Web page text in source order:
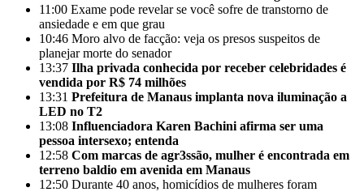
11:00 Exame pode revelar se você sofre de transtorno de
ansiedade e em que grau
10:46 Moro alvo de facção: veja os presos suspeitos de
planejar morte do senador
13:37 Ilha privada conhecida por receber celebridades é
vendida por R$ 74 milhões
13:31 Prefeitura de Manaus implanta nova iluminação a
LED no T2
13:08 Influenciadora Karen Bachini afirma ser uma
pessoa intersexo; entenda
12:58 Com marcas de agr3ssão, mulher é encontrada em
terreno baldio em avenida em Manaus
12:50 Durante 40 anos, homicídios de mulheres foram